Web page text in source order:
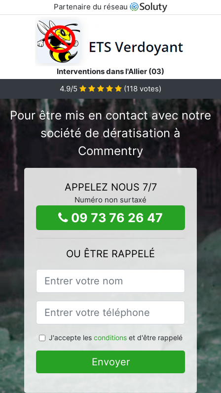
Partenaire du réseau
Interventions dans l'Allier (03)
4.9/5
(118 votes)
Pour être mis en contact avec notre
société de dératisation à
Commentry
APPELEZ NOUS 7/7
Numéro non surtaxé
09 73 76 26 47
OU ÊTRE RAPPELÉ
J'accepte les conditionset d'être rappelé
Envoyer